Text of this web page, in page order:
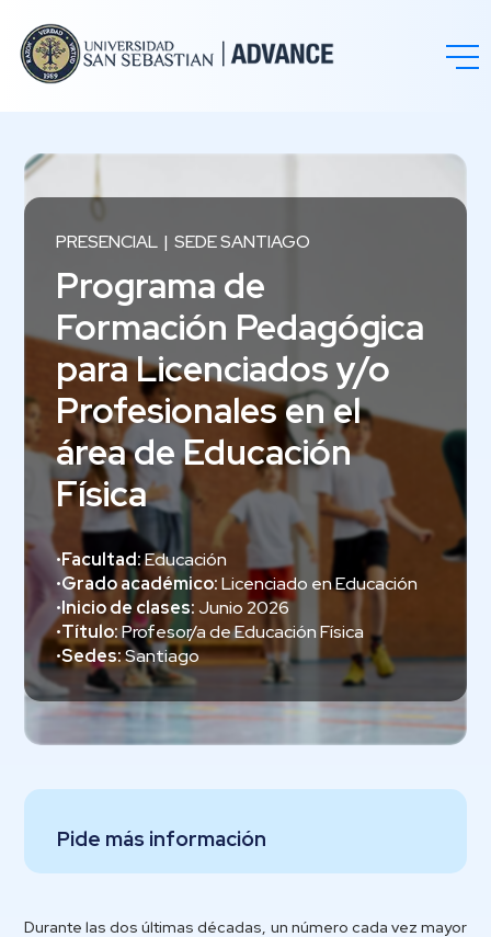
Pide más información
PRESENCIAL SEDE SANTIAGO
Programa de
Formación Pedagógica
para Licenciados y/o
Profesionales en el
área de Educación
Física
•Facultad:Educación
•Grado académico:Licenciado en Educación
•Inicio de clases:Junio 2026
•Título:Profesor/a de Educación Física
•Sedes:Santiago
Durante las dos últimas décadas, un número cada vez mayor